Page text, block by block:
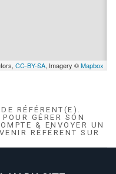
CC-BY-SA, Imagery ©Mapbox
RÉFÉRENT(E).
GÉRER SON
& ENVOYER UN
RÉFÉRENT SUR